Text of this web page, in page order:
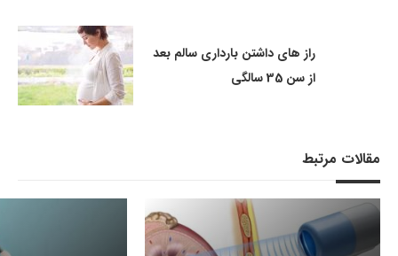
راز های داشتن بارداری سالم بعد
از سن 35 سالگی
مقالات مرتبط